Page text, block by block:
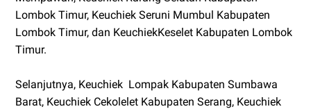
Lombok Timur, Keuchiek Seruni Mumbul Kabupaten
Lombok Timur, dan KeuchiekKeselet Kabupaten Lombok
Timur.
Selanjutnya, Keuchiek Lompak Kabupaten Sumbawa
Barat, Keuchiek Cekolelet Kabupaten Serang, Keuchiek